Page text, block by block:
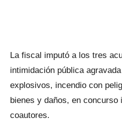
La fiscal imputó a los tres
intimidación pública
explosivos, incendio con
bienes y daños, en concurso
coautores.